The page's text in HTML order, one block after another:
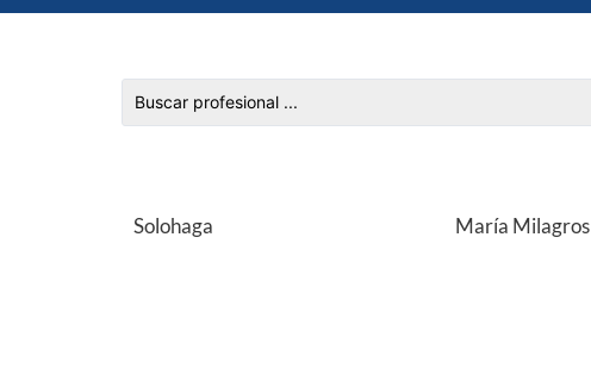
Solohaga María Milagros